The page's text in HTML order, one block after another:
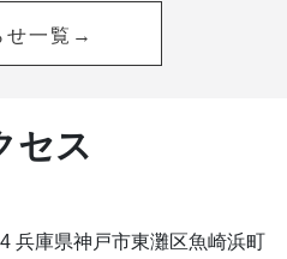
せ一覧→
セス
庫県神戸市東灘区魚崎浜町